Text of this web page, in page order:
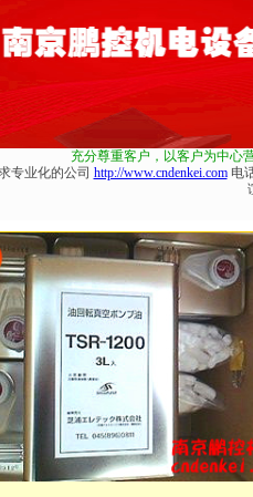
充分尊重客户，以客户为中心
专业化的公司 http://www.cndenkei.com电